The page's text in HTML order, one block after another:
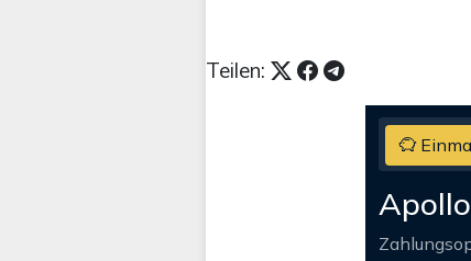
Teilen: